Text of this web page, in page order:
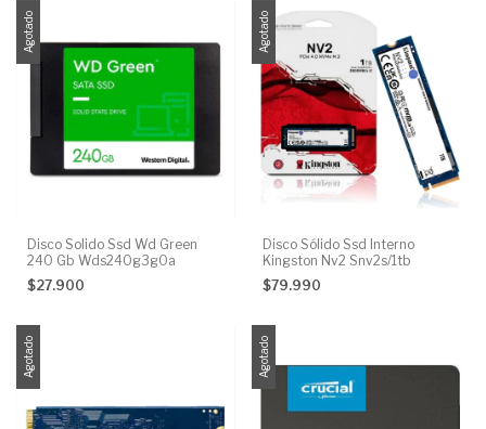
Agotado
Disco Solido Ssd Wd Green
240 Gb Wds240g3g0a
$27.900
Agotado
Disco Sólido Ssd Interno
Kingston Nv2 Snv2s/1tb
$79.990
Agotado Agotado